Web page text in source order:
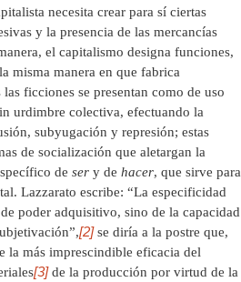
necesita crear para sí ciertas
y la presencia de las mercancías
el capitalismo designa funciones,
misma manera en que fabrica
ficciones se presentan como de uso
urdimbre colectiva, efectuando la
subyugación y represión; estas
de socialización que aletargan la
de ser y de hacer, que sirve para
Lazzarato escribe: “La especificidad
poder adquisitivo, sino de la capacidad
[2]se diría a la postre que,
la más imprescindible eficacia del
[3]de la producción por virtud de la